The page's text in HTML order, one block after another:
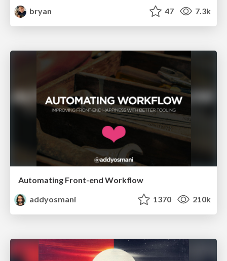
bryan
47 7.3k
Automating Front-end Workflow
addyosmani
1370 210k